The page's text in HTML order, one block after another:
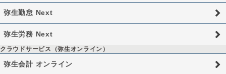
弥生勤怠 Next
弥生労務 Next
クラウドサービス（弥生オンライン）
弥生会計 オンライン